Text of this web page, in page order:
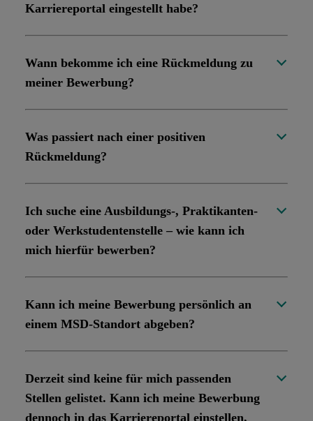
Karriereportal eingestellt habe?
Wann bekomme ich eine Rückmeldung zu
meiner Bewerbung?
Was passiert nach einer positiven
Rückmeldung?
Ich suche eine Ausbildungs-, Praktikanten-
oder Werkstudentenstelle – wie kann ich
mich hierfür bewerben?
Kann ich meine Bewerbung persönlich an
einem MSD-Standort abgeben?
Derzeit sind keine für mich passenden
Stellen gelistet. Kann ich meine Bewerbung
dennoch in das Karriereportal einstellen,